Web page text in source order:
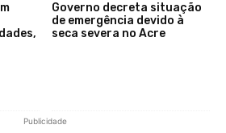
Governo decreta situação
de emergência devido à
seca severa no Acre
Publicidade